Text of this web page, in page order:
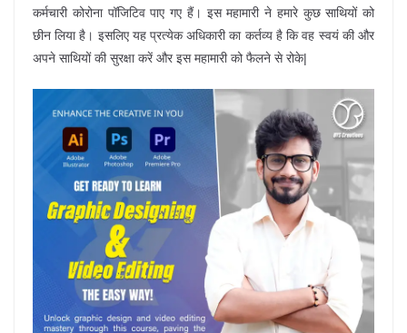
कर्मचारी कोरोना पॉजिटिव पाए गए हैं। इस महामारी ने हमारे कुछ साथियों को
छीन लिया है। इसलिए यह प्रत्येक अधिकारी का कर्तव्य है कि वह स्वयं की और
अपने साथियों की सुरक्षा करें और इस महामारी को फैलने से रोके|